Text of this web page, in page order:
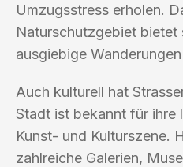
Umzugsstress erholen.
Naturschutzgebiet
ausgiebige Wanderungen
Auch kulturell hat
Stadt ist bekannt für
Kunst- und Kulturszene.
zahlreiche Galerien,